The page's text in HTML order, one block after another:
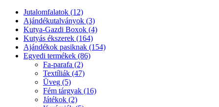
Jutalomfalatok (12)
Ajándékutalványok (3)
Kutya-Gazdi Boxok (4)
Kutyás ékszerek (164)
Ajándékok pasiknak (154)
Egyedi termékek (86)
Fa-parafa (2)
Textíliák (47)
Üveg (5)
Fém tárgyak (16)
Játékok (2)